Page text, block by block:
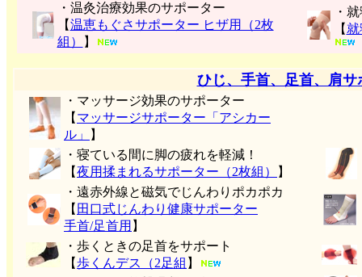
・温灸治療効果のサポーター
【温恵もぐさサポーター ヒザ用（2枚
組）
】
・
【
ひじ、手首、足首、肩サ
・マッサージ効果のサポーター
【 マッサージサポーター「アシカー
ル」
】
・寝ている間に脚の疲れを軽減！
【夜用揉まれるサポーター（2枚組） 】
・遠赤外線と磁気でじんわりポカポカ
【 田口式じんわり健康サポーター
手首/足首用 】
・歩くときの足首をサポート
【歩くんデス（2足組 】